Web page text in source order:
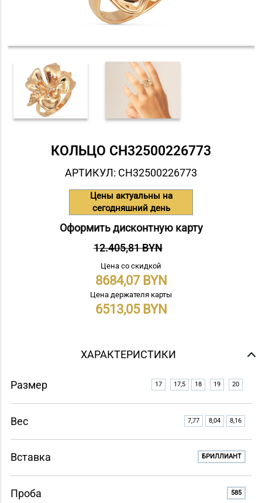
КОЛЬЦО СH32500226773
АРТИКУЛ: СH32500226773
Цены актуальны на
сегодняшний день
Оформить дисконтную карту
12.405,81 BYN
Цена со скидкой
8684,07
Цена держателя карты
6513,05
ХАРАКТЕРИСТИКИ
Размер 17 17,5 18 19 20
Вес 7,77 8,04 8,16
Вставка БРИЛЛИАНТ
Проба 585